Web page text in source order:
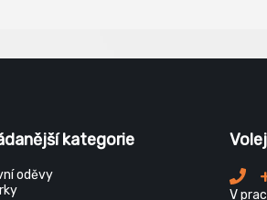
kategorie
oděvy
V